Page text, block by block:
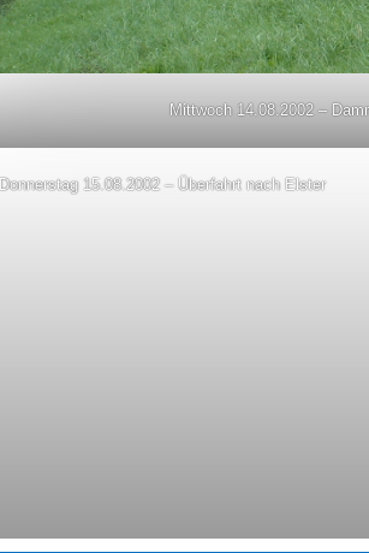
Mittwoch 14.08.2002 –
Donnerstag 15.08.2002 – Überfahrt nach Elster